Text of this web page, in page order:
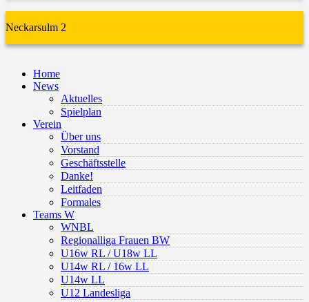
Neckarsulm 2
Home
News
Aktuelles
Spielplan
Verein
Über uns
Vorstand
Geschäftsstelle
Danke!
Leitfaden
Formales
Teams W
WNBL
Regionalliga Frauen BW
U16w RL / U18w LL
U14w RL / 16w LL
U14w LL
U12 Landesliga